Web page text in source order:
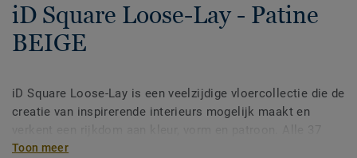
iD Square Loose-Lay - Patine
BEIGE
iD Square Loose-Lay is een veelzijdige vloercollectie die de
creatie van inspirerende interieurs mogelijk maakt en
designs en vijf formaten - inclusief een mini-plank formaat
Toon meer